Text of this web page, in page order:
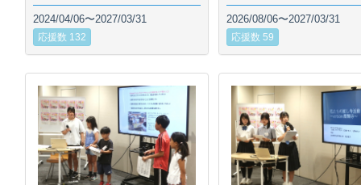
2024/04/06〜2027/03/31
応援数 132
2026/08/06〜2027/03/31
応援数 59